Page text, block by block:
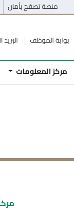
منصة تصفح بأمان
بوابة الموظف
مركز المعلومات